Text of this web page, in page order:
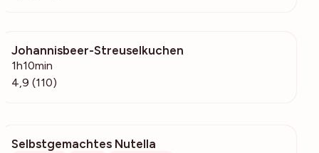
Johannisbeer-Streuselkuchen
1h10min
4,9 (110)
Selbstgemachtes Nutella